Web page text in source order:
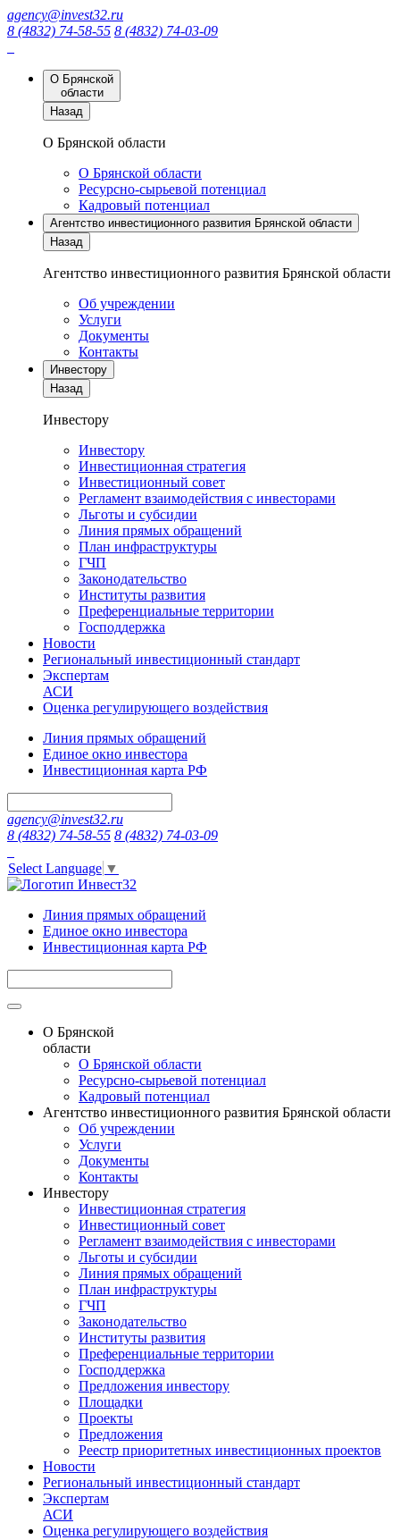
agency@invest32.ru
8 (4832) 74-58-55 8 (4832) 74-03-09
О Брянской
области
Назад
О Брянской области
О Брянской области
Ресурсно-сырьевой потенциал
Кадровый потенциал
Агентство инвестиционного развития Брянской области
Назад
Агентство инвестиционного развития Брянской области
Об учреждении
Услуги
Документы
Контакты
Инвестору
Назад
Инвестору
Инвестору
Инвестиционная стратегия
Инвестиционный совет
Регламент взаимодействия с инвесторами
Льготы и субсидии
Линия прямых обращений
План инфраструктуры
ГЧП
Законодательство
Институты развития
Преференциальные территории
Господдержка
Новости
Региональный инвестиционный стандарт
Экспертам
АСИ
Оценка регулирующего воздействия
Линия прямых обращений
Единое окно инвестора
Инвестиционная карта РФ
agency@invest32.ru
8 (4832) 74-58-55 8 (4832) 74-03-09
Select Language ▼
Линия прямых обращений
Единое окно инвестора
Инвестиционная карта РФ
О Брянской
области
О Брянской области
Ресурсно-сырьевой потенциал
Кадровый потенциал
Агентство инвестиционного развития Брянской области
Об учреждении
Услуги
Документы
Контакты
Инвестору
Инвестиционная стратегия
Инвестиционный совет
Регламент взаимодействия с инвесторами
Льготы и субсидии
Линия прямых обращений
План инфраструктуры
ГЧП
Законодательство
Институты развития
Преференциальные территории
Господдержка
Предложения инвестору
Площадки
Проекты
Предложения
Реестр приоритетных инвестиционных проектов
Новости
Региональный инвестиционный стандарт
Экспертам
АСИ
Оценка регулирующего воздействия